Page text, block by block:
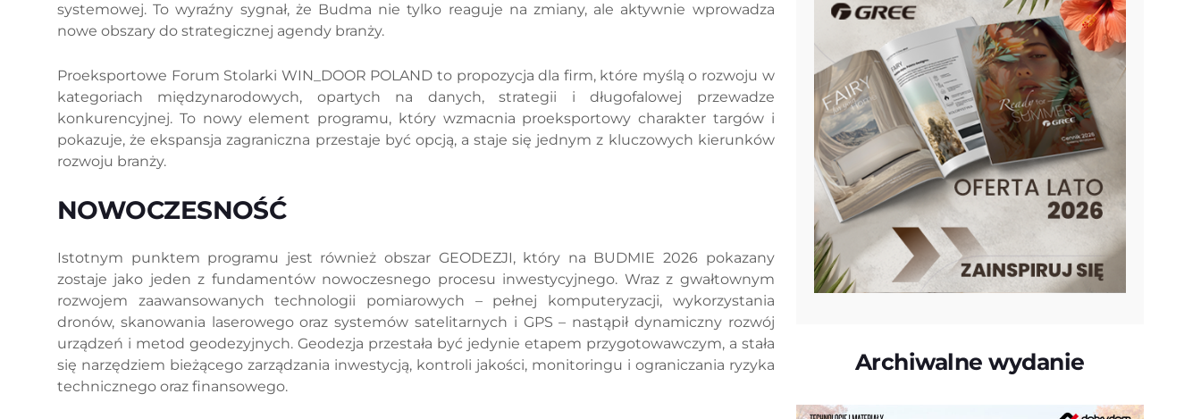
systemowej. To wyraźny sygnał, że Budma nie tylko reaguje na zmiany, ale aktywnie wprowadza
nowe obszary do strategicznej agendy branży.
Proeksportowe Forum Stolarki WIN_DOOR POLAND to propozycja dla firm, które myślą o rozwoju w
kategoriach międzynarodowych, opartych na danych, strategii i długofalowej przewadze
konkurencyjnej. To nowy element programu, który wzmacnia proeksportowy charakter targów i
pokazuje, że ekspansja zagraniczna przestaje być opcją, a staje się jednym z kluczowych kierunków
rozwoju branży.
NOWOCZESNOŚĆ
Istotnym punktem programu jest również obszar GEODEZJI, który na BUDMIE 2026 pokazany
zostaje jako jeden z fundamentów nowoczesnego procesu inwestycyjnego. Wraz z gwałtownym
rozwojem zaawansowanych technologii pomiarowych – pełnej komputeryzacji, wykorzystania
dronów, skanowania laserowego oraz systemów satelitarnych i GPS – nastąpił dynamiczny rozwój
urządzeń i metod geodezyjnych. Geodezja przestała być jedynie etapem przygotowawczym, a stała
się narzędziem bieżącego zarządzania inwestycją, kontroli jakości, monitoringu i ograniczania ryzyka
technicznego oraz finansowego.
Archiwalne wydanie